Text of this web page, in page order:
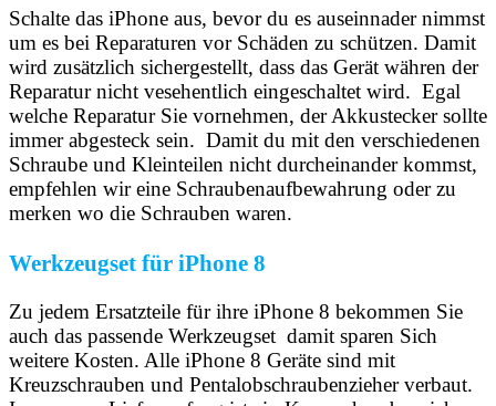
Schalte das iPhone aus, bevor du es auseinnader nimmst
um es bei Reparaturen vor Schäden zu schützen. Damit
wird zusätzlich sichergestellt, dass das Gerät währen der
Reparatur nicht vesehentlich eingeschaltet wird. Egal
welche Reparatur Sie vornehmen, der Akkustecker sollte
immer abgesteck sein. Damit du mit den verschiedenen
Schraube und Kleinteilen nicht durcheinander kommst,
empfehlen wir eine Schraubenaufbewahrung oder zu
merken wo die Schrauben waren.
Werkzeugset für iPhone 8
Zu jedem Ersatzteile für ihre iPhone 8 bekommen Sie
auch das passende Werkzeugset damit sparen Sich
weitere Kosten. Alle iPhone 8 Geräte sind mit
Kreuzschrauben und Pentalobschraubenzieher verbaut.